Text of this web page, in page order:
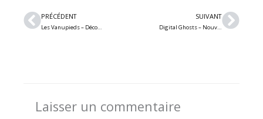
Précédent
PRÉCÉDENT SUIVANT
Laisser un commentaire